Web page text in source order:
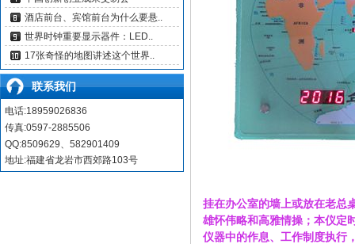
酒店前台、宾馆前台为什么要悬..
世界时钟重要显示器件：LED..
17张奇怪的地图讲述这个世界..
联系我们
电话:18959026836
传真:0597-2885506
QQ:8509629、582901409
地址:福建省龙岩市西郊路103号
挂在办公室的墙上或放在老总
雄怀伟略和高雅情操；本仪定
仪器中的作息、工作制度执行